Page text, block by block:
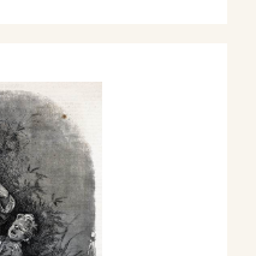
di Venezia, con il
Angelo Dall'Oca
(marmo), Ritratto
del